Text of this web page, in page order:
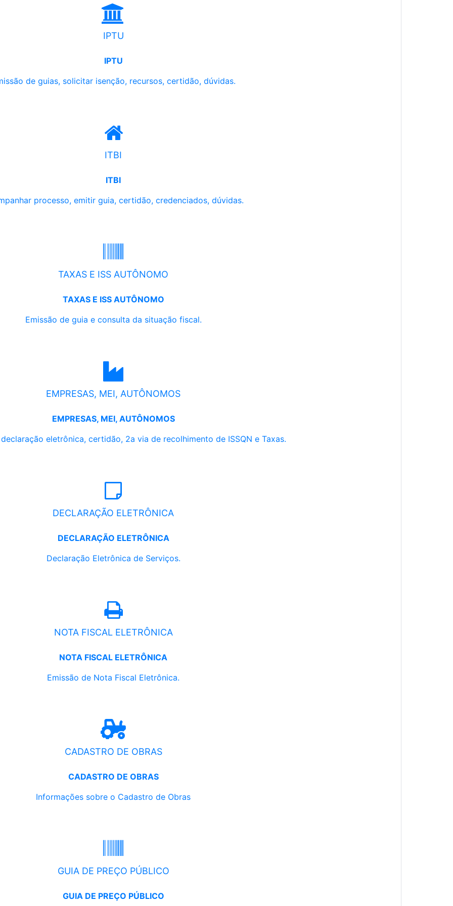
IPTU
IPTU
de guias, solicitar isenção, recursos, certidão, dúvidas.
ITBI
ITBI
processo, emitir guia, certidão, credenciados, dúvidas.
TAXAS E ISS AUTÔNOMO
TAXAS E ISS AUTÔNOMO
Emissão de guia e consulta da situação fiscal.
EMPRESAS, MEI, AUTÔNOMOS
EMPRESAS, MEI, AUTÔNOMOS
eletrônica, certidão, 2a via de recolhimento de ISSQN e Taxas.
DECLARAÇÃO ELETRÔNICA
DECLARAÇÃO ELETRÔNICA
Declaração Eletrônica de Serviços.
NOTA FISCAL ELETRÔNICA
NOTA FISCAL ELETRÔNICA
Emissão de Nota Fiscal Eletrônica.
CADASTRO DE OBRAS
CADASTRO DE OBRAS
Informações sobre o Cadastro de Obras
GUIA DE PREÇO PÚBLICO
GUIA DE PREÇO PÚBLICO